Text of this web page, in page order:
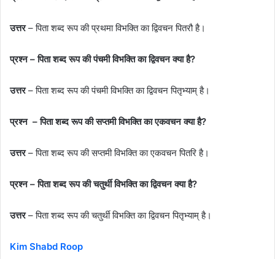
उत्तर– पिता शब्द रूप की प्रथमा विभक्ति का द्विवचन पितरौ है।
प्रश्न – पिता शब्द रूप की पंचमी विभक्ति का द्विवचन क्या है?
उत्तर– पिता शब्द रूप की पंचमी विभक्ति का द्विवचन पितृभ्याम् है।
प्रश्न – पिता शब्द रूप की सप्‍तमी विभक्ति का एकवचन क्या है?
उत्तर– पिता शब्द रूप की सप्‍तमी विभक्ति का एकवचन पितरि है।
प्रश्न – पिता शब्द रूप की चतुर्थी विभक्ति का द्विवचन क्या है?
उत्तर– पिता शब्द रूप की चतुर्थी विभक्ति का द्विवचन पितृभ्याम् है।
Kim Shabd Roop